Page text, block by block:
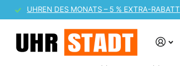
CASIO UHREN-SALE – 10 % EXTRA-RABATT